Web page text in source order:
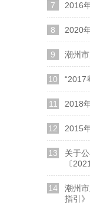
7 2016
8 2020
9 潮州
10 “2017
11 2018
12 2015
13
关于
〔
14
潮州
指引